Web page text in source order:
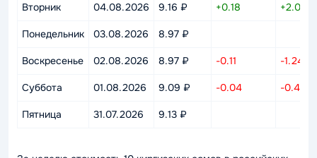
Вторник 04.08.2026 9.16 ₽ +0.18 +2.03%
Понедельник 03.08.2026 8.97 ₽
Воскресенье 02.08.2026 8.97 ₽ -0.11 -1.24%
Суббота 01.08.2026 9.09 ₽ -0.04 -0.49%
Пятница 31.07.2026 9.13 ₽